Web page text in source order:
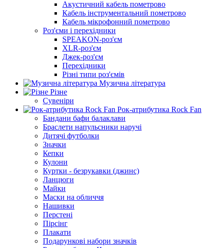
Акустичний кабель пометрово
Кабель інструментальний пометрово
Кабель мікрофонний пометрово
Роз'єми і перехідники
SPEAKON-роз'єм
XLR-роз'єм
Джек-роз'єм
Перехідники
Різні типи роз'ємів
Музична література
Різне
Сувеніри
Рок-атрибутика Rock Fan
Бандани бафи балаклави
Браслети напульсники наручі
Дитячі футболки
Значки
Кепки
Кулони
Куртки - безрукавки (джинс)
Ланцюги
Майки
Маски на обличчя
Нашивки
Перстені
Пірсінг
Плакати
Подарункові набори значків